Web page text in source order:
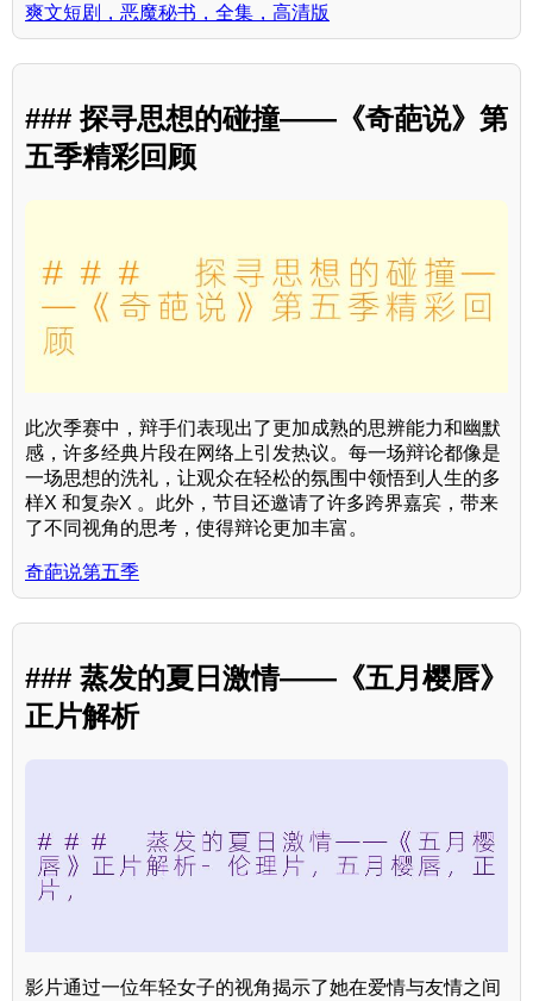
爽文短剧，恶魔秘书，全集，高清版
### 探寻思想的碰撞——《奇葩说》第
五季精彩回顾
此次季赛中，辩手们表现出了更加成熟的思辨能力和幽默
感，许多经典片段在网络上引发热议。每一场辩论都像是
一场思想的洗礼，让观众在轻松的氛围中领悟到人生的多
样X 和复杂X 。此外，节目还邀请了许多跨界嘉宾，带来
了不同视角的思考，使得辩论更加丰富。
奇葩说第五季
### 蒸发的夏日激情——《五月樱唇》
正片解析
影片通过一位年轻女子的视角揭示了她在爱情与友情之间